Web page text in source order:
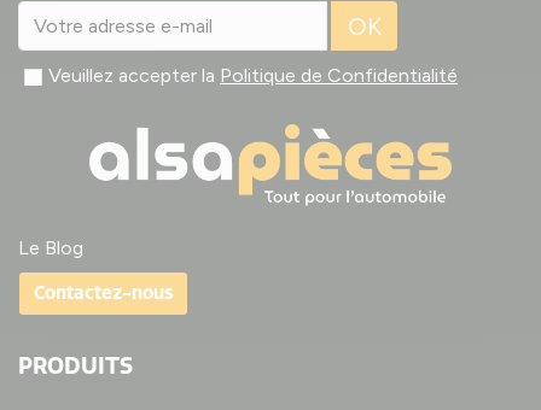
OK
Veuillez accepter la Politique de Confidentialité
Le Blog
Contactez-nous
PRODUITS